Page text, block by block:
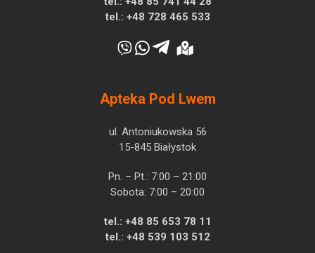
tel.: +48 728 465 533
Apteka Pod Lwem
ul. Antoniukowska 56
15-845 Białystok
Pn. – Pt.: 7:00 – 21:00
Sobota: 7:00 – 20:00
tel.: +48 85 653 78 11
tel.: +48 539 103 512